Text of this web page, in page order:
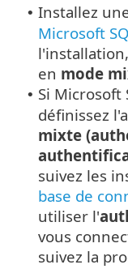
• Installez
Microsoft
en mode
• Si Microsoft
définissez
mixte
suivez les
base de
utiliser l'
vous
suivez la